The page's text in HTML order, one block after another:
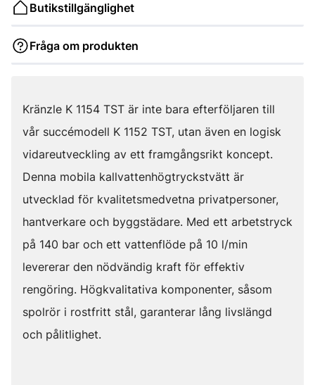
Butikstillgänglighet
Fråga om produkten
Kränzle K 1154 TST är inte bara efterföljaren till
vår succémodell K 1152 TST, utan även en logisk
vidareutveckling av ett framgångsrikt koncept.
Denna mobila kallvattenhögtryckstvätt är
utvecklad för kvalitetsmedvetna privatpersoner,
hantverkare och byggstädare. Med ett arbetstryck
på 140 bar och ett vattenflöde på 10 l/min
levererar den nödvändig kraft för effektiv
rengöring. Högkvalitativa komponenter, såsom
spolrör i rostfritt stål, garanterar lång livslängd
och pålitlighet.